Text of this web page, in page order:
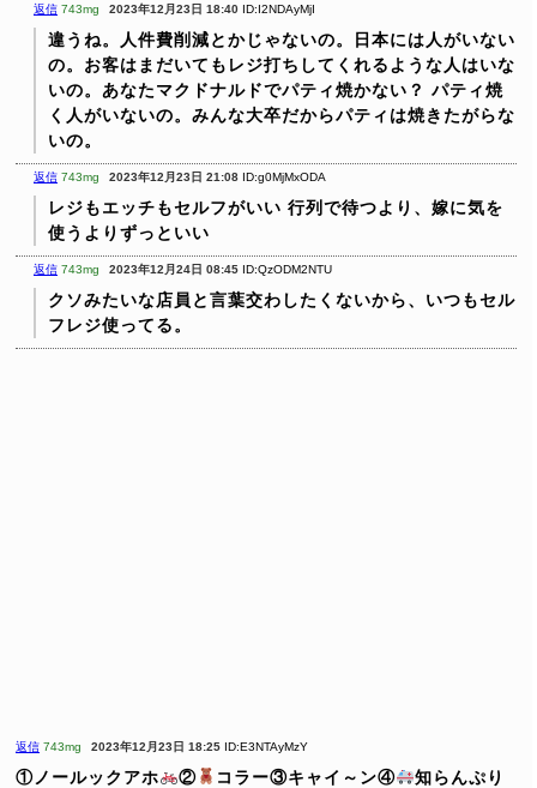
返信 743mg 2023年12月23日 18:40 ID:I2NDAyMjI
違うね。人件費削減とかじゃないの。日本には人がいない
の。お客はまだいてもレジ打ちしてくれるような人はいな
いの。あなたマクドナルドでパティ焼かない？ パティ焼
く人がいないの。みんな大卒だからパティは焼きたがらな
いの。
返信 743mg 2023年12月23日 21:08 ID:g0MjMxODA
レジもエッチもセルフがいい 行列で待つより、嫁に気を
使うよりずっといい
返信 743mg 2023年12月24日 08:45 ID:QzODM2NTU
クソみたいな店員と言葉交わしたくないから、いつもセル
フレジ使ってる。
返信 743mg 2023年12月23日 18:25 ID:E3NTAyMzY
①ノールックアホ ② コラー③キャイ～ン④
知らんぷり